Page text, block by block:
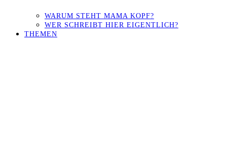
WARUM STEHT MAMA KOPF?
WER SCHREIBT HIER EIGENTLICH?
THEMEN